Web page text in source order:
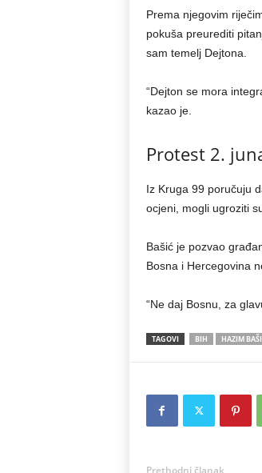
Prema njegovim
pokuša preurediti
sam temelj Dejtona.
“Dejton se mora
kazao je.
Protest 2.
Iz Kruga 99 poručuju
ocjeni, mogli ugroziti
Bašić je pozvao
Bosna i Hercegovina
“Ne daj Bosnu, za
TAGOVI BIH HAZIM
Prethodni članak